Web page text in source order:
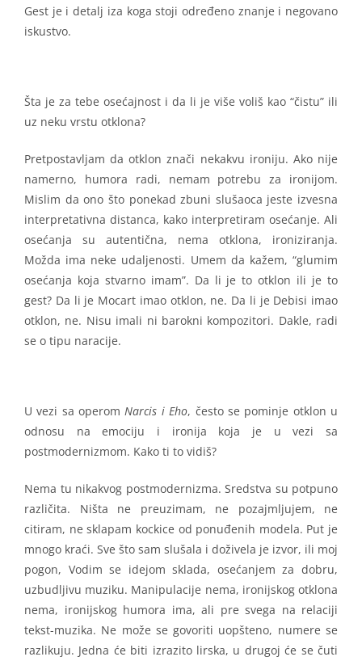
Gest je i detalj iza koga stoji određeno znanje i negovano
iskustvo.
Šta je za tebe osećajnost i da li je više voliš kao “čistu” ili
uz neku vrstu otklona?
Pretpostavljam da otklon znači nekakvu ironiju. Ako nije
namerno, humora radi, nemam potrebu za ironijom.
Mislim da ono što ponekad zbuni slušaoca jeste izvesna
interpretativna distanca, kako interpretiram osećanje. Ali
osećanja su autentična, nema otklona, ironiziranja.
Možda ima neke udaljenosti. Umem da kažem, “glumim
osećanja koja stvarno imam”. Da li je to otklon ili je to
gest? Da li je Mocart imao otklon, ne. Da li je Debisi imao
otklon, ne. Nisu imali ni barokni kompozitori. Dakle, radi
se o tipu naracije.
U vezi sa operomNarcis i Eho, često se pominje otklon u
odnosu na emociju i ironija koja je u vezi sa
postmodernizmom. Kako ti to vidiš?
Nema tu nikakvog postmodernizma. Sredstva su potpuno
različita. Ništa ne preuzimam, ne pozajmljujem, ne
citiram, ne sklapam kockice od ponuđenih modela. Put je
mnogo kraći. Sve što sam slušala i doživela je izvor, ili moj
pogon, Vodim se idejom sklada, osećanjem za dobru,
uzbudljivu muziku. Manipulacije nema, ironijskog otklona
nema, ironijskog humora ima, ali pre svega na relaciji
tekst-muzika. Ne može se govoriti uopšteno, numere se
razlikuju. Jedna će biti izrazito lirska, u drugoj će se čuti